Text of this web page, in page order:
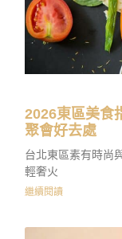
2026東區美食
聚會好去處
台北東區素有時尚
輕奢火
繼續閱讀